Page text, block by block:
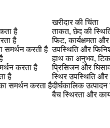
खरीदार की चिंता
है
ताकत, छेद की
है
फिट, कार्यक्षमता और
समर्थन करती है उपस्थिति और
हाथ का अनुभव,
करता है
प्रिसिजन और
है
स्थिर उपस्थिति और
समर्थन करता हैदीर्घकालिक उत्पादन
बैच स्थिरता और